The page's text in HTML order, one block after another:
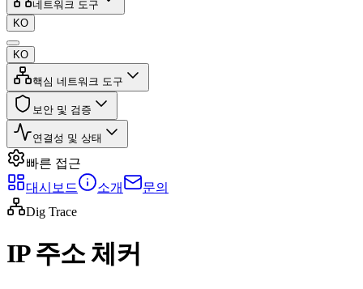
네트워크 도구
KO
KO
핵심 네트워크 도구
보안 및 검증
연결성 및 상태
빠른 접근
대시보드
소개
문의
Dig Trace
IP 주소 체커